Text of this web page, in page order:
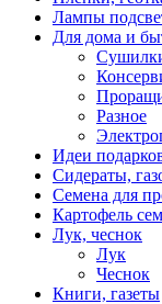
Лампы
Для дома и
Разное
Идеи
Сидераты,
Семена для
Картофель
Лук, чеснок
Лук
Чеснок
Книги, газеты